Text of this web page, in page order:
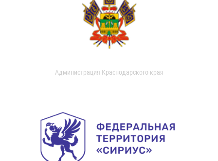
Администрация Краснодарского края